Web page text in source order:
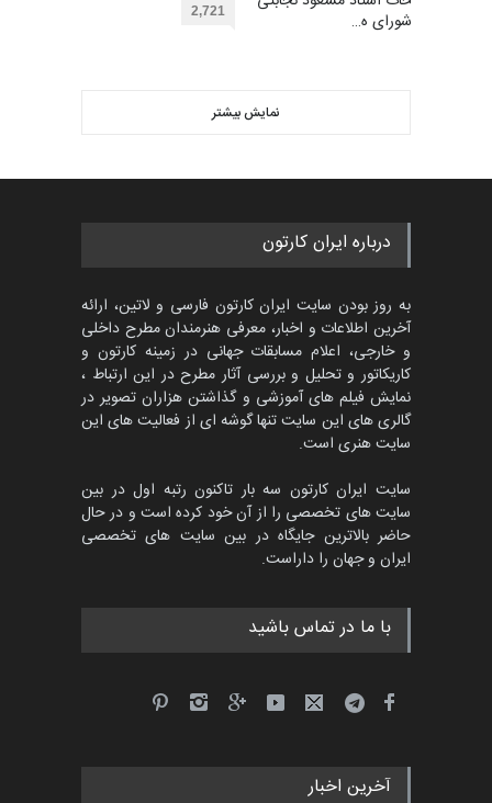
کتابخانۀ ممتا…
مسابقه بین‌المللی کارتون آیدین
دوغان، ترکیه،…
پنجمین مسابقۀ بین‌المللی
کارتون CARTUNION ، …
مهلت 3 ماه دیگر
مسابقۀ بین‌المللی کارتون و
کاریکاتور «البغلی…
مهلت
مهلت
گرگلی باکاس…
گالری حدود یک ماه قبل
عضو شورای ه… 2,721
نمایش بیشتر
درباره ایران کارتون
به روز بودن سایت ایران کارتون فارسی و لاتین، ارائه
آخرین اطلاعات و اخبار، معرفی هنرمندان مطرح داخلی
و خارجی، اعلام مسابقات جهانی در زمینه کارتون و
کاریکاتور و تحلیل و بررسی آثار مطرح در این ارتباط ،
نمایش فیلم های آموزشی و گذاشتن هزاران تصویر در
گالری های این سایت تنها گوشه ای از فعالیت های این
سایت هنری است.
سایت ایران کارتون سه بار تاکنون رتبه اول در بین
سایت های تخصصی را از آن خود کرده است و در حال
حاضر بالاترین جایگاه در بین سایت های تخصصی
ایران و جهان را داراست.
با ما در تماس باشید
آخرین اخبار